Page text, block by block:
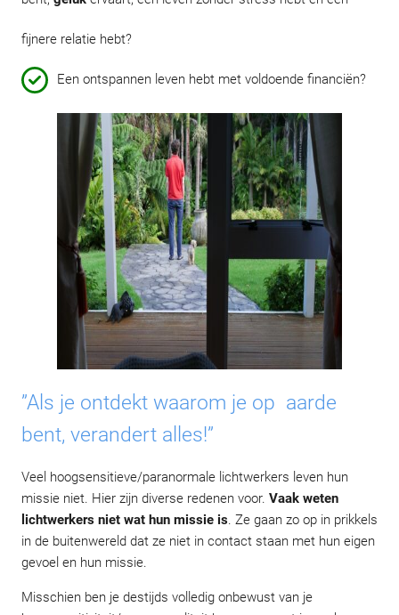
fijnere relatie hebt?
Een ontspannen leven hebt met voldoende financiën?
”Als je ontdekt waarom je op aarde
bent, verandert alles!”
Veel hoogsensitieve/paranormale lichtwerkers leven hun
missie niet. Hier zijn diverse redenen voor. Vaak weten
lichtwerkers niet wat hun missie is. Ze gaan zo op in prikkels
in de buitenwereld dat ze niet in contact staan met hun eigen
gevoel en hun missie.
Misschien ben je destijds volledig onbewust van je